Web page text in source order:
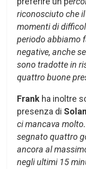
riconosciuto che
momenti di
periodo abbiamo
negative, anche
sono tradotte in
quattro buone
Frank ha inoltre
presenza di
ci mancava
segnato quattro
ancora al
negli ultimi 15